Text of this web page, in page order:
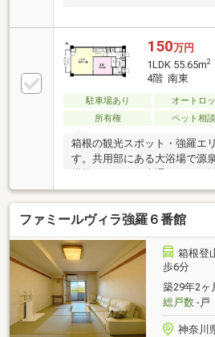
150万円
1LDK 55.65m2
4階 南東
駐車場あり オートロ
所有権
ペット相
箱根の観光スポット・強羅エ
す。共用部にある大浴場で源
にあります。
ファミールヴィラ強羅６番館
箱根登
歩6分
築29年2ヶ
総戸数-戸
神奈川